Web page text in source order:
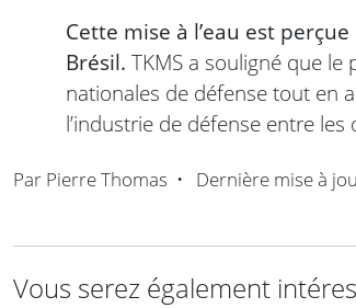
Cette mise à l’eau est
Brésil. TKMS a souligné que
nationales de défense tout en
l’industrie de défense entre les
Par Pierre Thomas • Dernière mise à
Vous serez également